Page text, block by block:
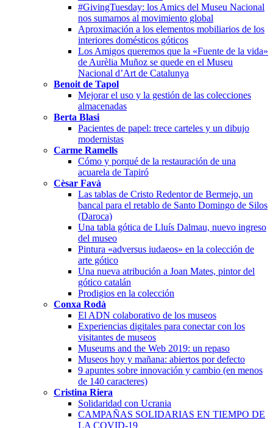
#GivingTuesday: los Amics del Museu Nacional
nos sumamos al movimiento global
Aproximación a los elementos mobiliarios de los
interiores domésticos góticos
Los Amigos queremos que la «Fuente de la vida»
de Aurèlia Muñoz se quede en el Museu
Nacional d’Art de Catalunya
Benoit de Tapol
Mejorar el uso y la gestión de las colecciones
almacenadas
Berta Blasi
Pacientes de papel: trece carteles y un dibujo
modernistas
Carme Ramells
Cómo y porqué de la restauración de una
acuarela de Tapiró
Cèsar Favà
Las tablas de Cristo Redentor de Bermejo, un
bancal para el retablo de Santo Domingo de Silos
(Daroca)
Una tabla gótica de Lluís Dalmau, nuevo ingreso
del museo
Pintura «adversus iudaeos» en la colección de
arte gótico
Una nueva atribución a Joan Mates, pintor del
gótico catalán
Prodigios en la colección
Conxa Rodà
El ADN colaborativo de los museos
Experiencias digitales para conectar con los
visitantes de museos
Museums and the Web 2019: un repaso
Museos hoy y mañana: abiertos por defecto
9 apuntes sobre innovación y cambio (en menos
de 140 caracteres)
Cristina Riera
Solidaridad con Ucrania
CAMPAÑAS SOLIDARIAS EN TIEMPO DE
LA COVID-19